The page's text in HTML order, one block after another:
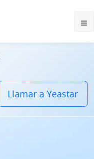
Llamar a Yeastar